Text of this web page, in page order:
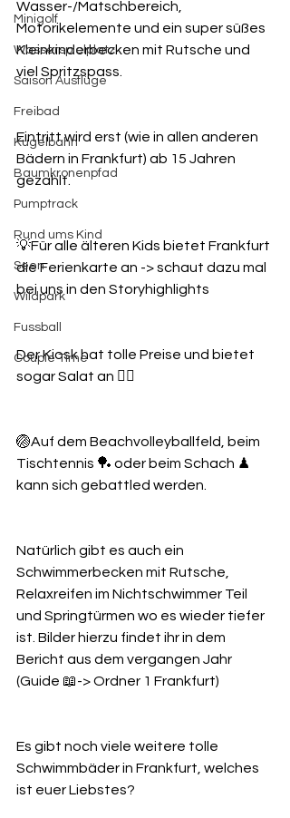
Minigolf
Wasserspielplatz
Saison Ausflüge
Freibad
Kugelbahn
Baumkronenpfad
Pumptrack
Rund ums Kind
Seen
Wildpark
Fussball
Couple Time
Wasser-/Matschbereich,
Motorikelemente und ein super süßes
Kleinkinderbecken mit Rutsche und
viel Spritzspass.
Eintritt wird erst (wie in allen anderen
Bädern in Frankfurt) ab 15 Jahren
gezahlt.
💡Für alle älteren Kids bietet Frankfurt
die Ferienkarte an -> schaut dazu mal
bei uns in den Storyhighlights
Der Kiosk hat tolle Preise und bietet
sogar Salat an 👍🏼
🏐Auf dem Beachvolleyballfeld, beim
Tischtennis 🏓 oder beim Schach ♟
kann sich gebattled werden.
Natürlich gibt es auch ein
Schwimmerbecken mit Rutsche,
Relaxreifen im Nichtschwimmer Teil
und Springtürmen wo es wieder tiefer
ist. Bilder hierzu findet ihr in dem
Bericht aus dem vergangen Jahr
(Guide 📖-> Ordner 1 Frankfurt)
Es gibt noch viele weitere tolle
Schwimmbäder in Frankfurt, welches
ist euer Liebstes?